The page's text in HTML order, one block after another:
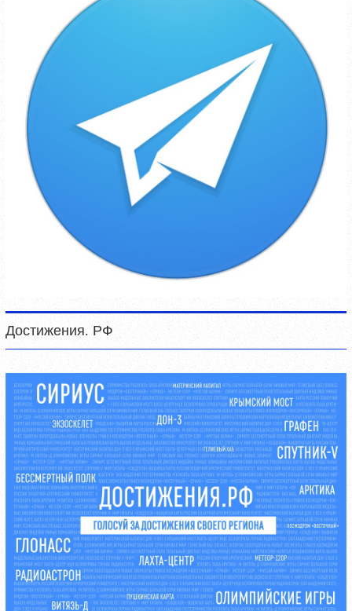
Достижения. РФ